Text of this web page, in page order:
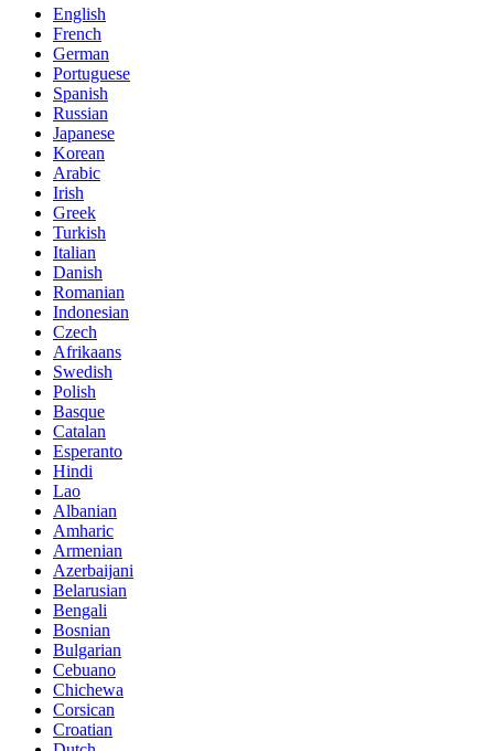
English
French
German
Portuguese
Spanish
Russian
Japanese
Korean
Arabic
Irish
Greek
Turkish
Italian
Danish
Romanian
Indonesian
Czech
Afrikaans
Swedish
Polish
Basque
Catalan
Esperanto
Hindi
Lao
Albanian
Amharic
Armenian
Azerbaijani
Belarusian
Bengali
Bosnian
Bulgarian
Cebuano
Chichewa
Corsican
Croatian